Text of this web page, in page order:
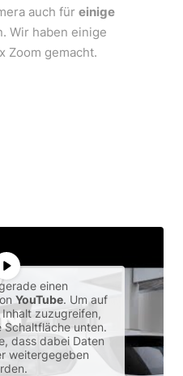
auch für einige
Wir haben einige
Zoom gemacht.
einen
YouTube. Um auf
zuzugreifen,
Schaltfläche unten.
dass dabei Daten
weitergegeben